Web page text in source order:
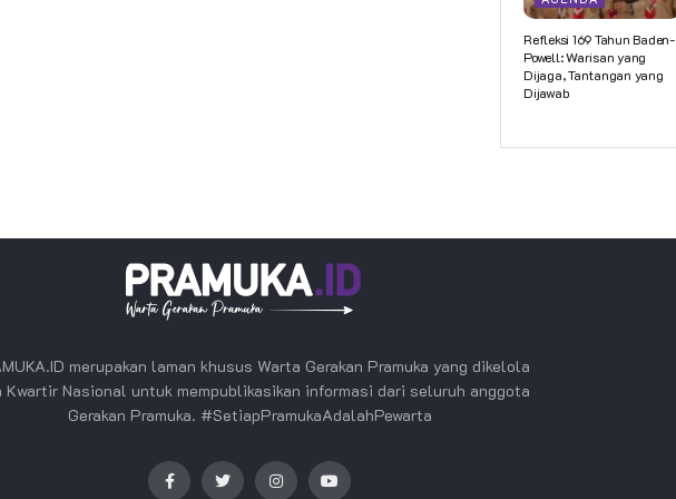
Refleksi 169 Tahun Baden-
Powell: Warisan yang
Dijaga, Tantangan yang
Dijawab
merupakan laman khusus Warta Gerakan Pramuka yang dikelola
Kwartir Nasional untuk mempublikasikan informasi dari seluruh anggota
Gerakan Pramuka. #SetiapPramukaAdalahPewarta